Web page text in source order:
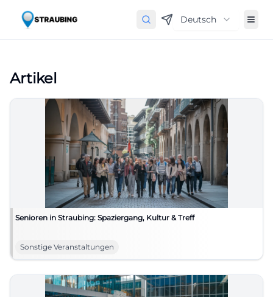
Deutsch
Artikel
Senioren in Straubing: Spaziergang, Kultur & Treff
Sonstige Veranstaltungen